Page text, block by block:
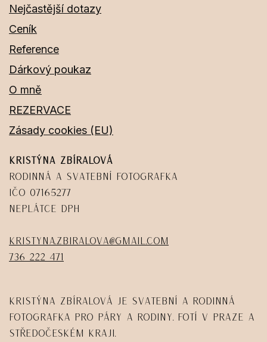
Nejčastější dotazy
Ceník
Reference
Dárkový poukaz
O mně
REZERVACE
Zásady cookies (EU)
Kristýna Zbíralová
Rodinná a svatební fotografka
IČO 07165277
Neplátce DPH
kristyna.zbiralova@gmail.com
736 222 471
Kristýna Zbíralová je svatební a rodinná
fotografka pro páry a rodiny. Fotí v Praze a
Středočeském kraji.